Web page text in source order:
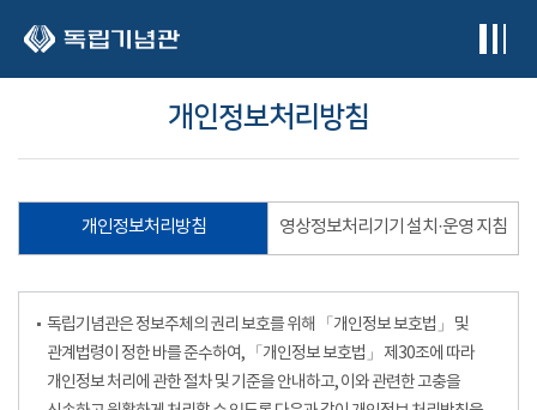
개인정보처리방침
개인정보처리방침 영상정보처리기기 설치·운영 지침
독립기념관은 정보주체의 권리 보호를 위해 「개인정보 보호법」 및
관계법령이 정한 바를 준수하여, 「개인정보 보호법」 제30조에 따라
개인정보 처리에 관한 절차 및 기준을 안내하고, 이와 관련한 고충을